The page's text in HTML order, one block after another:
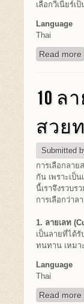
เลือกวีเนียร์
Language
Thai
Read more
10
สวย
Submitted
การเลือกลา
กัน เพราะเป็
นี้เราจึงรวบ
การเลือกว่าล
1. ลายเลท
เป็นลายที่ได้
ทนทาน เหมา
Language
Thai
Read more